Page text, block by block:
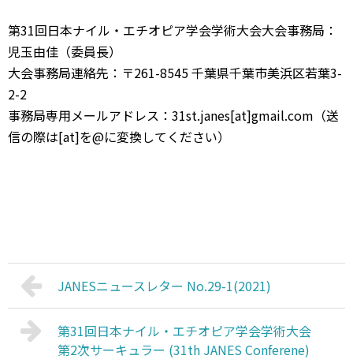
第31回日本ナイル・エチオピア学会学術大会大会事務局：
児玉由佳（委員長）
大会事務局連絡先：〒261-8545 千葉県千葉市美浜区若葉3-
2-2
事務局専用メールアドレス：31st.janes[at]gmail.com（送
信の際は[at]を@に変換してください）
JANESニュースレター No.29-1(2021)
第31回日本ナイル・エチオピア学会学術大会
第2次サーキュラー (31th JANES Conferene)